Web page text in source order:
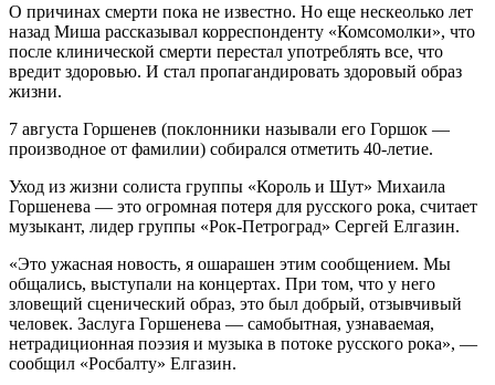
О причинах смерти пока не известно. Но еще нескеолько лет
назад Миша рассказывал корреспонденту «Комсомолки», что
после клинической смерти перестал употреблять все, что
вредит здоровью. И стал пропагандировать здоровый образ
жизни.
7 августа Горшенев (поклонники называли его Горшок —
производное от фамилии) собирался отметить 40-летие.
Уход из жизни солиста группы «Король и Шут» Михаила
Горшенева — это огромная потеря для русского рока, считает
музыкант, лидер группы «Рок-Петроград» Сергей Елгазин.
«Это ужасная новость, я ошарашен этим сообщением. Мы
общались, выступали на концертах. При том, что у него
зловещий сценический образ, это был добрый, отзывчивый
человек. Заслуга Горшенева — самобытная, узнаваемая,
нетрадиционная поэзия и музыка в потоке русского рока», —
сообщил «Росбалту» Елгазин.